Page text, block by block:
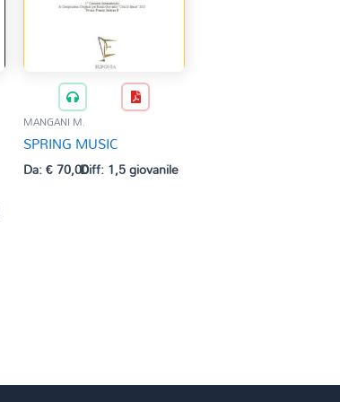
MANGANI M.
SPRING MUSIC
Da:€70,00Diff: 1,5 giovanile